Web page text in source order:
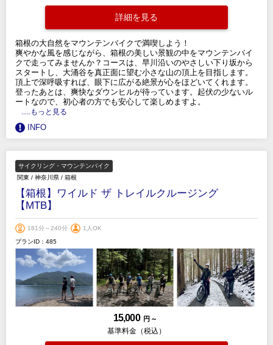
詳細を見る
箱根の大自然をマウンテンバイクで満喫しよう！
爽やかな風を感じながら、箱根の美しい景観の中をマウンテンバイ
クで走ってみませんか？コースは、早川沿いのやさしい下り坂から
スタートし、大涌谷を真正面に望む小さな山の頂上を目指します。
頂上で深呼吸すれば、眼下に広がる絶景が心をほどいてくれます。
登ったあとは、爽快なダウンヒルが待っています。起伏の少ないル
ートなので、初心者の方でも安心して楽しめますよ。
.....もっと見る
INFO
サイクリング・マウンテンバイク
関東 / 神奈川県 / 箱根
【箱根】ワイルド ザ トレイルクルージング
【MTB】
181分～240分
1人OK
プランID：485
15,000 円 ～
基準料金（税込）